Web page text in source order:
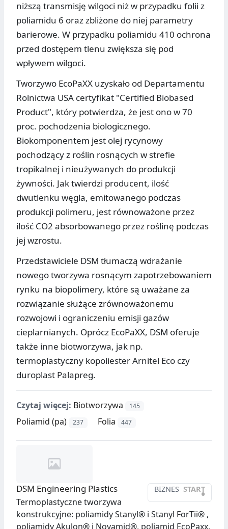
niższą transmisję wilgoci niż w przypadku folii z
poliamidu 6 oraz zbliżone do niej parametry
barierowe. W przypadku poliamidu 410 ochrona
przed dostępem tlenu zwiększa się pod
wpływem wilgoci.
Tworzywo EcoPaXX uzyskało od Departamentu
Rolnictwa USA certyfikat "Certified Biobased
Product", który potwierdza, że jest ono w 70
proc. pochodzenia biologicznego.
Biokomponentem jest olej rycynowy
pochodzący z roślin rosnących w strefie
tropikalnej i nieużywanych do produkcji
żywności. Jak twierdzi producent, ilość
dwutlenku węgla, emitowanego podczas
produkcji polimeru, jest równoważone przez
ilość CO2 absorbowanego przez roślinę podczas
jej wzrostu.
Przedstawiciele DSM tłumaczą wdrażanie
nowego tworzywa rosnącym zapotrzebowaniem
rynku na biopolimery, które są uważane za
rozwiązanie służące zrównoważonemu
rozwojowi i ograniczeniu emisji gazów
cieplarnianych. Oprócz EcoPaXX, DSM oferuje
także inne biotworzywa, jak np.
termoplastyczny kopoliester Arnitel Eco czy
duroplast Palapreg.
Czytaj więcej: Biotworzywa 145
Poliamid (pa) 237 Folia 447
BIZNES START
•
DSM Engineering Plastics
Termoplastyczne tworzywa
konstrukcyjne: poliamidy Stanyl® i Stanyl ForTii® ,
poliamidy Akulon® i Novamid®, poliamid EcoPaxx,